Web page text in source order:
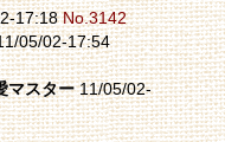
17:18No.3142
05/02-17:54
マスター11/05/02-